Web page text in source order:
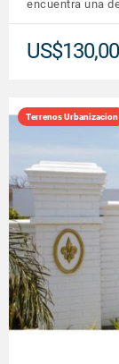
encuentra una
Terrenos Urbanizacion